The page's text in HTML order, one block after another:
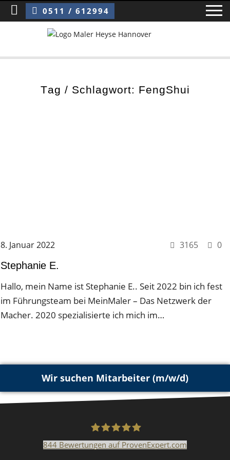
Sie sind hier:Stephanie E. – Expertin für Business Feng Shui
0511 / 612994
Stellenangebote: Maler-Facharbeiter gesucht
Stellenangebot: Backoffice Manager/in
Leistungen ›
Bodenbeläge & Designböden
Business Feng-Shui
Der gesunde Raum
Echtmetalloptik
Tag / Schlagwort: FengShui
8. Januar 2022 3165
0
Stephanie E.
Hallo, mein Name ist Stephanie E.. Seit 2022 bin ich fest
im Führungsteam bei MeinMaler – Das Netzwerk der
Macher. 2020 spezialisierte ich mich im…
Wir suchen Mitarbeiter (m/w/d)
844 Bewertungen auf ProvenExpert.com